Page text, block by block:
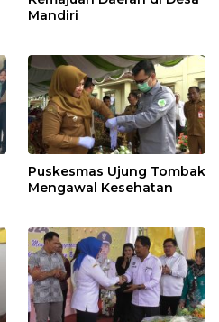
Mandiri
Puskesmas Ujung Tombak
Mengawal Kesehatan